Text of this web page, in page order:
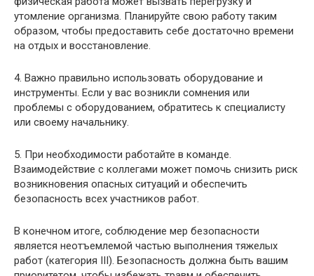
утомление организма. Планируйте свою работу таким
образом, чтобы предоставить себе достаточно времени
на отдых и восстановление.
4. Важно правильно использовать оборудование и
инструменты. Если у вас возникли сомнения или
проблемы с оборудованием, обратитесь к специалисту
или своему начальнику.
5. При необходимости работайте в команде.
Взаимодействие с коллегами может помочь снизить риск
возникновения опасных ситуаций и обеспечить
безопасность всех участников работ.
В конечном итоге, соблюдение мер безопасности
является неотъемлемой частью выполнения тяжелых
работ (категория III). Безопасность должна быть вашим